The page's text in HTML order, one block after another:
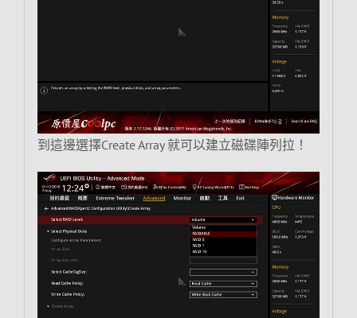
到這邊選擇Create Array 就可以建立磁碟陣列拉！